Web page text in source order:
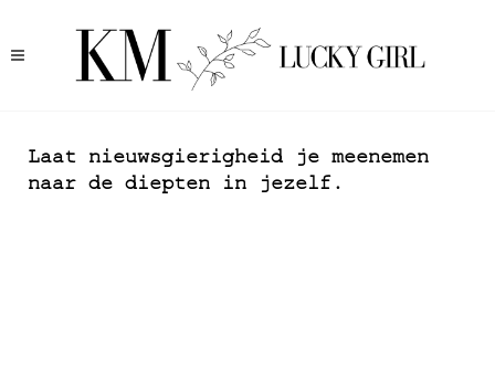
Laat nieuwsgierigheid je meenemen
naar de diepten in jezelf.